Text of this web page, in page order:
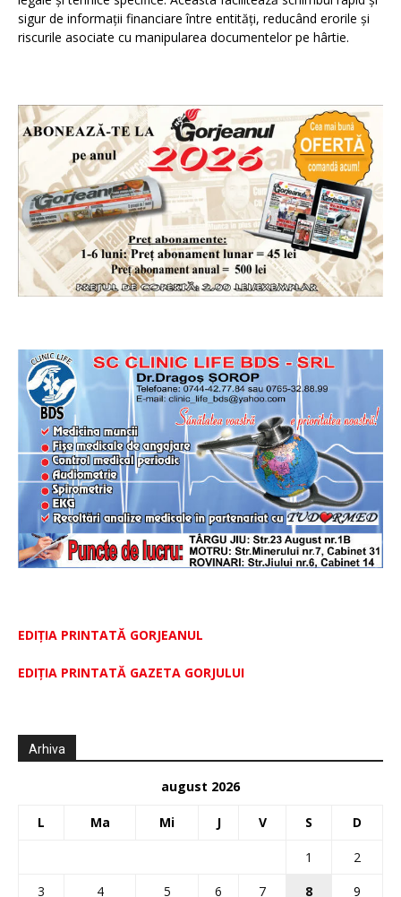
sigur de informații financiare între entități, reducând erorile și
riscurile asociate cu manipularea documentelor pe hârtie.
EDIȚIA PRINTATĂ GORJEANUL
EDIŢIA PRINTATĂ GAZETA GORJULUI
Arhiva
august 2026
L Ma Mi J V S D
1
2
3
4 5 6 7 8 9